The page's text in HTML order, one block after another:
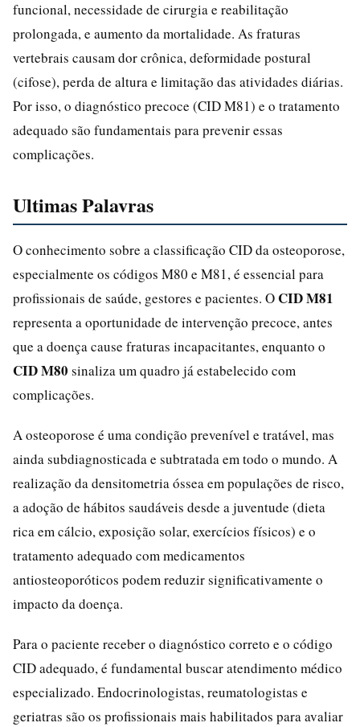
funcional, necessidade de cirurgia e reabilitação
prolongada, e aumento da mortalidade. As fraturas
vertebrais causam dor crônica, deformidade postural
(cifose), perda de altura e limitação das atividades diárias.
Por isso, o diagnóstico precoce (CID M81) e o tratamento
adequado são fundamentais para prevenir essas
complicações.
Ultimas Palavras
O conhecimento sobre a classificação CID da osteoporose,
especialmente os códigos M80 e M81, é essencial para
profissionais de saúde, gestores e pacientes. O CID M81
representa a oportunidade de intervenção precoce, antes
que a doença cause fraturas incapacitantes, enquanto o
CID M80 sinaliza um quadro já estabelecido com
complicações.
A osteoporose é uma condição prevenível e tratável, mas
ainda subdiagnosticada e subtratada em todo o mundo. A
realização da densitometria óssea em populações de risco,
a adoção de hábitos saudáveis desde a juventude (dieta
rica em cálcio, exposição solar, exercícios físicos) e o
tratamento adequado com medicamentos
antiosteoporóticos podem reduzir significativamente o
impacto da doença.
Para o paciente receber o diagnóstico correto e o código
CID adequado, é fundamental buscar atendimento médico
especializado. Endocrinologistas, reumatologistas e
geriatras são os profissionais mais habilitados para avaliar